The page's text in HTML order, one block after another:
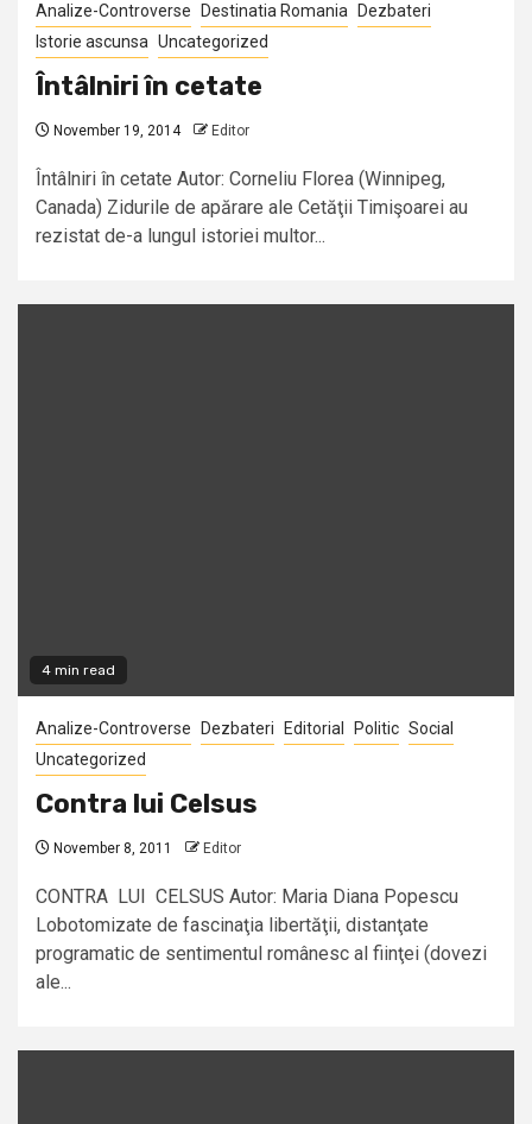
Analize-Controverse Destinatia Romania
Dezbateri
Istorie ascunsa Uncategorized
Întâlniri în cetate
November 19, 2014 Editor
Întâlniri în cetate Autor: Corneliu Florea (Winnipeg,
Canada) Zidurile de apărare ale Cetăţii Timişoarei au
rezistat de-a lungul istoriei multor...
4 min read
Analize-Controverse Dezbateri Editorial Politic Social
Uncategorized
Contra lui Celsus
November 8, 2011 Editor
CONTRA LUI CELSUS Autor: Maria Diana Popescu
Lobotomizate de fascinaţia libertăţii, distanţate
programatic de sentimentul românesc al fiinţei (dovezi
ale...